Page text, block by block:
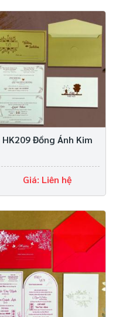
HK209 Đồng Ánh Kim
Giá: Liên hệ